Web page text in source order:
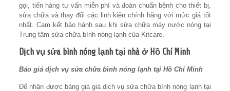
gọi, tiến hàng tư vấn miễn phí và đoán chuẩn bệnh cho thiết bị,
sửa chữa và thay đổi các linh kiện chính hãng với mức giá tốt
nhất. Cam kết bảo hành sau khi sửa chữa máy nước nóng tại
Trung tâm sửa chữa bình nóng lạnh của Kitcare.
Dịch vụ sửa bình nóng lạnh tại nhà ở Hồ Chí Minh
Báo giá dịch vụ sửa chữa bình nóng lạnh tại Hồ Chí Minh
Để nhận được bảng giá giá dịch vụ sửa chữa bình nóng lạnh tại